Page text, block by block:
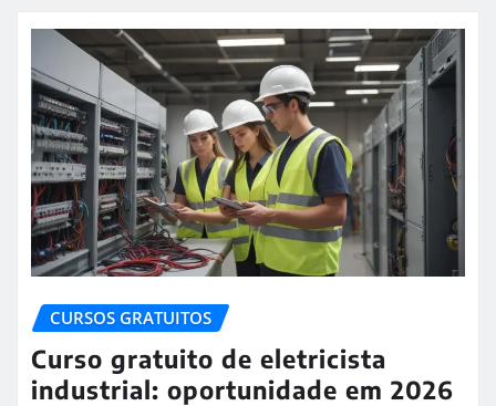
CURSOS GRATUITOS
Curso gratuito de eletricista
industrial: oportunidade em 2026